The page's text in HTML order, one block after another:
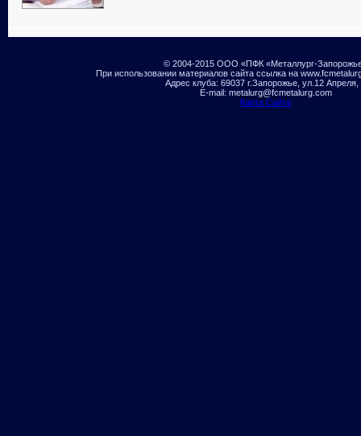
© 2004-2015 ООО «ПФК «Металлург-
При использовании материалов сайта ссылка на
Адрес клуба: 69037 г.Запорожье, ул.12 Апреля,
E-mail: metalurg@fcmetalurg.com
Карта Сайта